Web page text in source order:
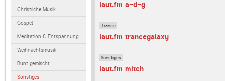
Christliche Musik
Gospel
Meditation & Entspannung
Weihnachtsmusik
Bunt gemischt
Sonstiges
laut.fm a-d-g
Trance
laut.fm trancegalaxy
Sonstiges
laut.fm mitch